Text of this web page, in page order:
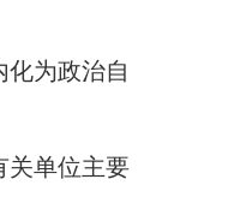
为政治自
单位主要